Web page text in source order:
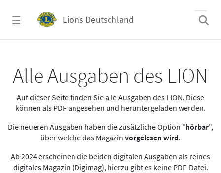
Lions Deutschland
Alle Ausgaben des LION
Auf dieser Seite finden Sie alle Ausgaben des LION. Diese
können als PDF angesehen und heruntergeladen werden.
Die neueren Ausgaben haben die zusätzliche Option "hörbar",
über welche das Magazin vorgelesen wird.
Ab 2024 erscheinen die beiden digitalen Ausgaben als reines
digitales Magazin (Digimag), hierzu gibt es keine PDF-Datei.